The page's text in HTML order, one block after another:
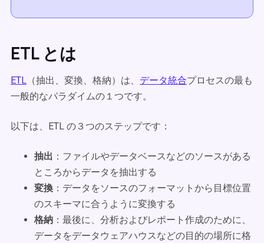
ETL とは
ETL （抽出、変換、格納）は、 データ統合プロセスの最も
一般的なパラダイムの１つです。
以下は、ETL の３つのステップです：
抽出 ：ファイルやデータベースなどのソースがある
ところからデータを抽出する
変換 ：データをソースのフォーマットから目標位置
のスキーマに合うように変換する
格納 ：最後に、分析およびレポート作成のために、
データをデータウェアハウスなどの目的の場所に格